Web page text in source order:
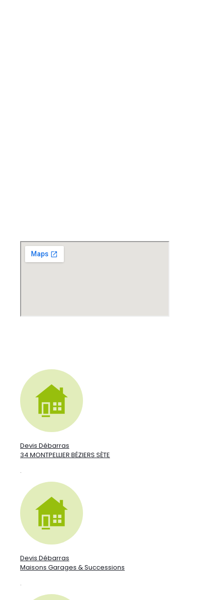
Devis Débarras
34 MONTPELLIER BÉZIERS SÈTE
.
Devis Débarras
Maisons Garages & Successions
.